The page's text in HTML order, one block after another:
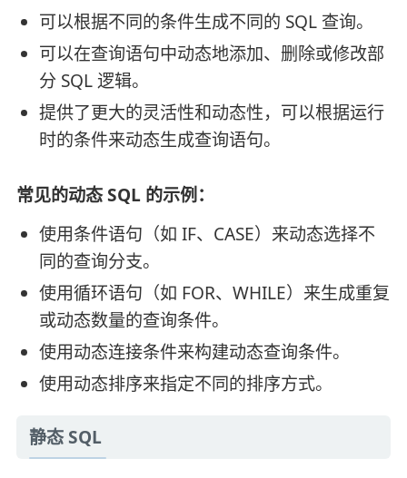
可以根据不同的条件生成不同的 SQL 查询。
可以在查询语句中动态地添加、删除或修改部
分 SQL 逻辑。
提供了更大的灵活性和动态性，可以根据运行
时的条件来动态生成查询语句。
常见的动态 SQL 的示例：
使用条件语句（如 IF、CASE）来动态选择不
同的查询分支。
使用循环语句（如 FOR、WHILE）来生成重复
或动态数量的查询条件。
使用动态连接条件来构建动态查询条件。
使用动态排序来指定不同的排序方式。
静态 SQL